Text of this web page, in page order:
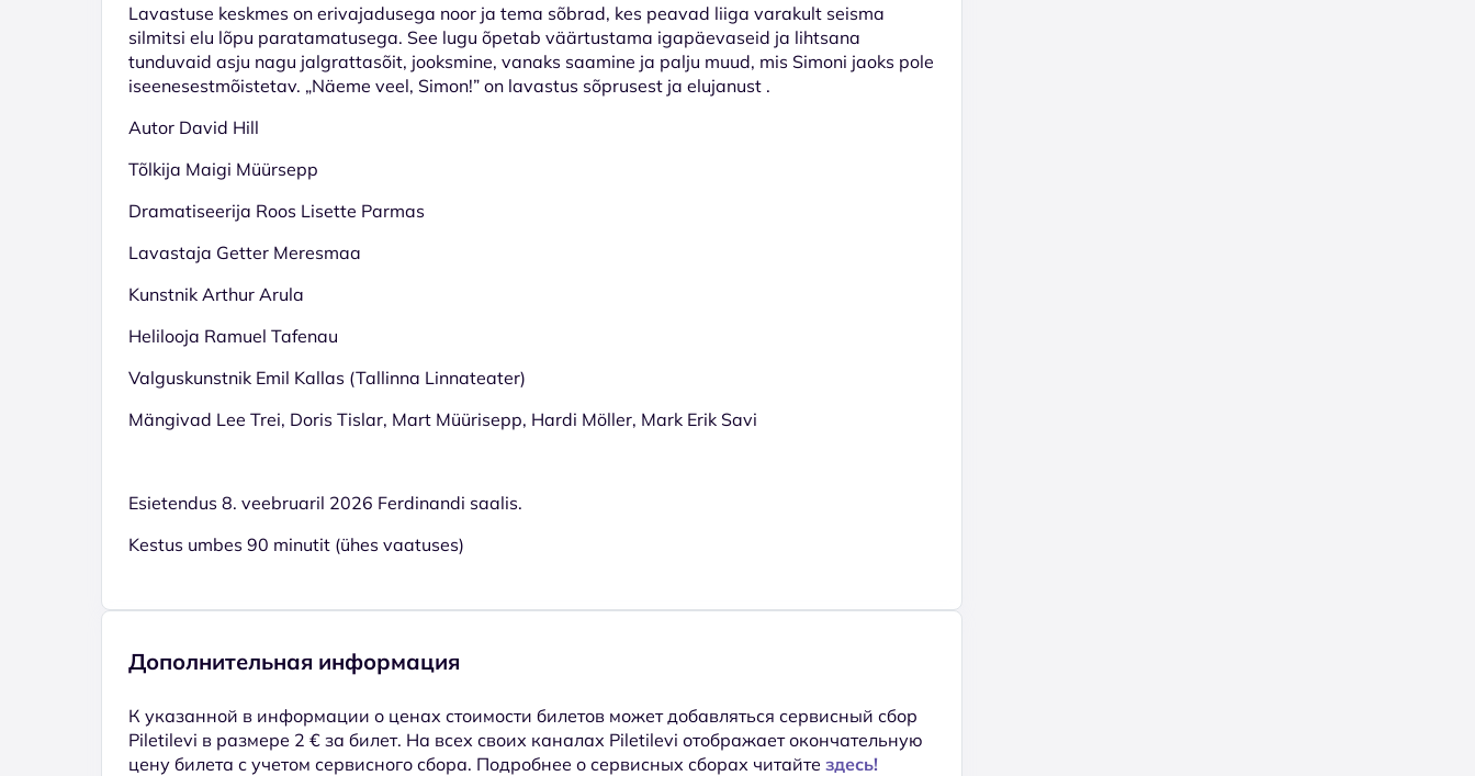
Lavastuse keskmes on erivajadusega noor ja tema sõbrad, kes peavad liiga varakult seisma
silmitsi elu lõpu paratamatusega. See lugu õpetab väärtustama igapäevaseid ja lihtsana
tunduvaid asju nagu jalgrattasõit, jooksmine, vanaks saamine ja palju muud, mis Simoni jaoks pole
iseenesestmõistetav. „Näeme veel, Simon!” on lavastus sõprusest ja elujanust .
Autor David Hill
Tõlkija Maigi Müürsepp
Dramatiseerija Roos Lisette Parmas
Lavastaja Getter Meresmaa
Kunstnik Arthur Arula
Helilooja Ramuel Tafenau
Valguskunstnik Emil Kallas (Tallinna Linnateater)
Mängivad Lee Trei, Doris Tislar, Mart Müürisepp, Hardi Möller, Mark Erik Savi
Esietendus 8. veebruaril 2026 Ferdinandi saalis.
Kestus umbes 90 minutit (ühes vaatuses)
Дополнительная информация
К указанной в информации о ценах стоимости билетов может добавляться сервисный сбор
Piletilevi в размере 2 € за билет. На всех своих каналах Piletilevi отображает окончательную
цену билета с учетом сервисного сбора. Подробнее о сервисных сборах читайте здесь!